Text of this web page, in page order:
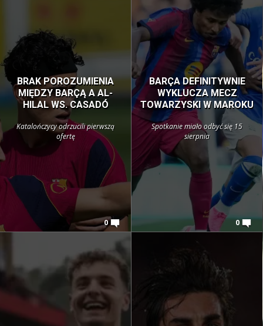
BRAK POROZUMIENIA
MIĘDZY BARÇĄ A AL-
HILAL WS. CASADÓ
Katalończycy odrzucili pierwszą
ofertę
0
BARÇA DEFINITYWNIE
WYKLUCZA MECZ
TOWARZYSKI W MAROKU
Spotkanie miało odbyć się 15
sierpnia
0